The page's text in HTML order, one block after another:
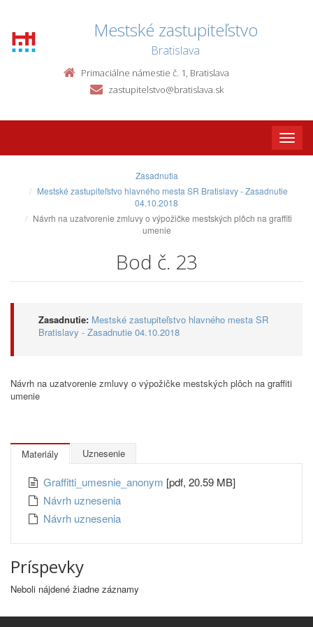
Mestské zastupiteľstvo
Bratislava
Primaciálne námestie č. 1, Bratislava
zastupitelstvo@bratislava.sk
Toggle
Zasadnutia
Mestské zastupiteľstvo hlavného mesta SR Bratislavy - Zasadnutie
04.10.2018
Návrh na uzatvorenie zmluvy o výpožičke mestských plôch na graffiti
umenie
Bod č. 23
Zasadnutie: Mestské zastupiteľstvo hlavného mesta SR
Bratislavy - Zasadnutie 04.10.2018
Návrh na uzatvorenie zmluvy o výpožičke mestských plôch na graffiti
umenie
Materiály Uznesenie
Graffitti_umesnie_anonym [pdf, 20.59 MB]
Návrh uznesenia
Návrh uznesenia
Príspevky
Neboli nájdené žiadne záznamy